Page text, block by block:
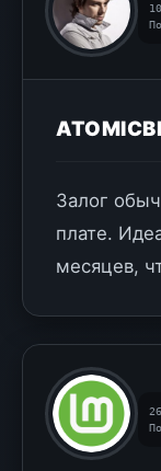
Залог
плате.
месяцев,